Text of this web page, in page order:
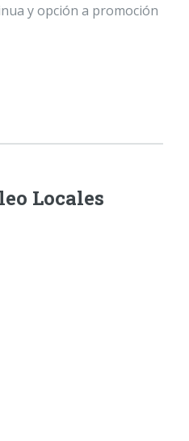
y opción a promoción
Locales